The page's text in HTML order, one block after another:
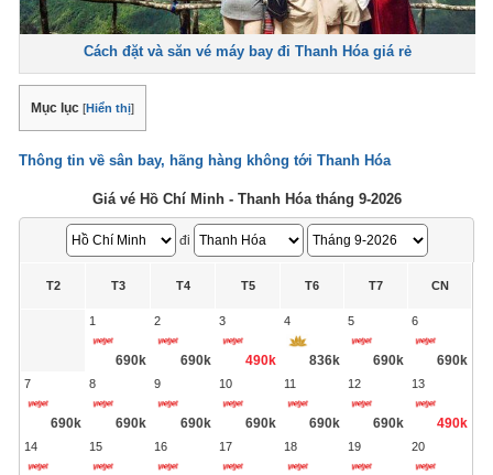
Cách đặt và săn vé máy bay đi Thanh Hóa giá rẻ
Mục lục [Hiển thị]
Thông tin về sân bay, hãng hàng không tới Thanh Hóa
Giá vé Hồ Chí Minh - Thanh Hóa tháng 9-2026
đi
T2 T3 T4 T5 T6 T7 CN
1
690k
2
690k
3
490k
4
836k
5
690k
6
690k
7
690k
8
690k
9
690k
10
690k
11
690k
12
690k
13
490k
14 15 16 17 18 19 20